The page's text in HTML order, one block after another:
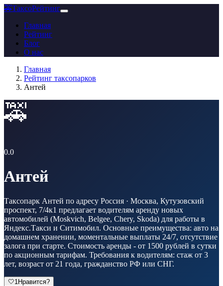
🚕ТаксоРейтинг
Главная
Рейтинг
Блог
О нас
Главная
Рейтинг таксопарков
Антей
🚕
0.0
Антей
Таксопарк Антей по адресу Россия · Москва, Кутузовский
проспект, 7/4к1 предлагает водителям аренду новых
автомобилей (Moskvich, Belgee, Chery, Skoda) для работы в
Яндекс.Такси и Ситимобил. Основные преимущества: авто на
домашнем хранении, моментальные выплаты 24/7, отсутствие
залога при старте. Стоимость аренды - от 1500 рублей в сутки
по акционным тарифам. Требования к водителям: стаж от 3
лет, возраст от 21 года, гражданство РФ или СНГ.
🤍1 Нравится?